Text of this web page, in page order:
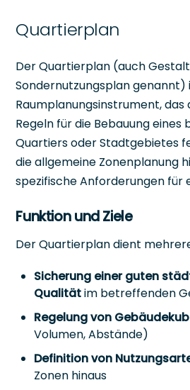
Quartierplan
Der Quartierplan (auch
Sondernutzungsplan genannt)
Raumplanungsinstrument,
Regeln für die Bebauung
Quartiers oder Stadtgebietes
die allgemeine Zonenplanung
spezifische Anforderungen für
Funktion und Ziele
Der Quartierplan dient
Sicherung einer guten
Qualitätim betreffenden
Regelung von
Volumen, Abstände)
Definition von
Zonen hinaus